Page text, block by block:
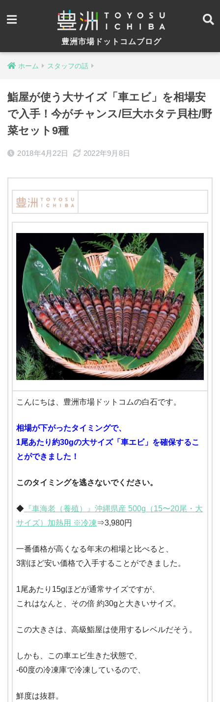
豊洲市場ドットコムブログ
ホーム スタッフの話
鮨屋が使う大サイズ「車エビ」を相場安
で入手！今がチャンス/巨大ホタテ貝柱/野
菜セット9種
2018年4月22日 2022年9月8日
こんにちは、豊洲市場ドットコムの白石です。
相場が下がったタイミングで、
1尾あたり約30gの大サイズ「車エビ」を確保するこ
とができました！
このタイミングを逃さないでください。
◆ 『車海老（養殖）』沖縄県産 500g（15〜20尾・大
サイズ）加熱用 ※冷凍⇒3,980円
一番価格が高くなる年末の相場と比べると、
3割ほど安い価格で入手することができました。
1尾あたり15gほどが通常サイズですが、
これはなんと、その倍 約30gと大きいサイズ。
この大きさは、高級鮨屋は使用するレベルだそう。
しかも、この車エビ生きた状態で、
-60度の冷凍庫で冷凍しているので、
鮮度は抜群。